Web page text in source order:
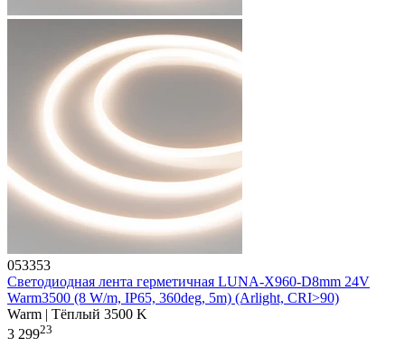
053353
Светодиодная лента герметичная LUNA-X960-D8mm 24V
Warm3500 (8 W/m, IP65, 360deg, 5m) (Arlight, CRI>90)
Warm | Тёплый 3500 K
3 29923